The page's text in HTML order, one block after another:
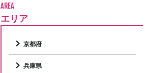
AREA
エリア
京都府
兵庫県